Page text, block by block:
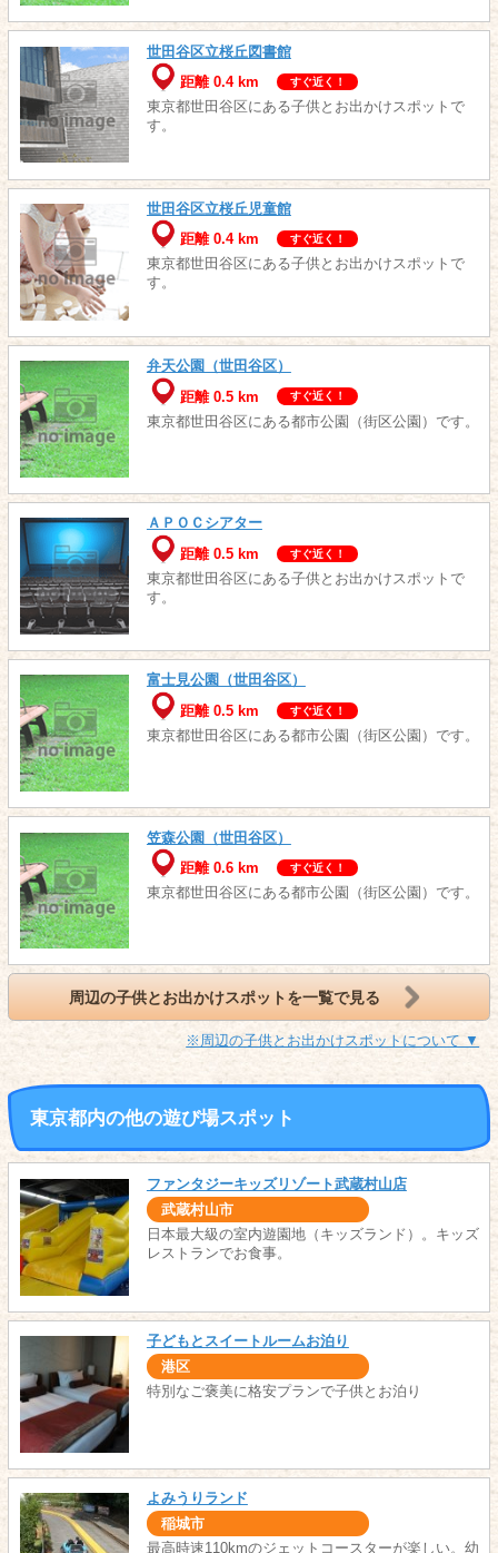
世田谷区立桜丘図書館
距離 0.4 km
すぐ近く！
東京都世田谷区にある子供とお出かけスポットで
す。
世田谷区立桜丘児童館
距離 0.4 km
すぐ近く！
東京都世田谷区にある子供とお出かけスポットで
す。
弁天公園（世田谷区）
距離 0.5 km
すぐ近く！
東京都世田谷区にある都市公園（街区公園）です。
ＡＰＯＣシアター
距離 0.5 km
すぐ近く！
東京都世田谷区にある子供とお出かけスポットで
す。
富士見公園（世田谷区）
距離 0.5 km
すぐ近く！
東京都世田谷区にある都市公園（街区公園）です。
笠森公園（世田谷区）
距離 0.6 km
すぐ近く！
東京都世田谷区にある都市公園（街区公園）です。
周辺の子供とお出かけスポットを一覧で見る
※周辺の子供とお出かけスポットについて ▼
東京都内の他の遊び場スポット
ファンタジーキッズリゾート武蔵村山店
武蔵村山市
日本最大級の室内遊園地（キッズランド）。キッズ
レストランでお食事。
子どもとスイートルームお泊り
港区
特別なご褒美に格安プランで子供とお泊り
よみうりランド
稲城市
最高時速110kmのジェットコースターが楽しい。幼